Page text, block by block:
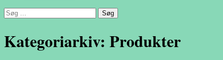
Søg
Kategoriarkiv: Produkter